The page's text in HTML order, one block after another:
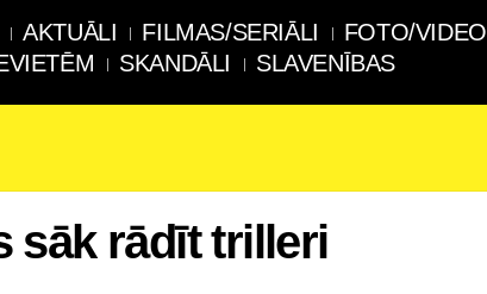
AKTUĀLI FILMAS/SERIĀLI FOTO/VIDEO
SKANDĀLI SLAVENĪBAS
sāk rādīt trilleri